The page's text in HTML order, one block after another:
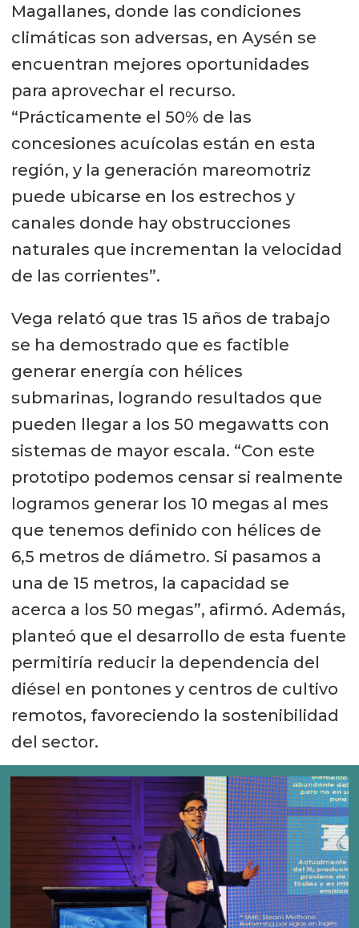
Magallanes, donde las condiciones
climáticas son adversas, en Aysén se
encuentran mejores oportunidades
para aprovechar el recurso.
“Prácticamente el 50% de las
concesiones acuícolas están en esta
región, y la generación mareomotriz
puede ubicarse en los estrechos y
canales donde hay obstrucciones
naturales que incrementan la velocidad
de las corrientes”.
Vega relató que tras 15 años de trabajo
se ha demostrado que es factible
generar energía con hélices
submarinas, logrando resultados que
pueden llegar a los 50 megawatts con
sistemas de mayor escala. “Con este
prototipo podemos censar si realmente
logramos generar los 10 megas al mes
que tenemos definido con hélices de
6,5 metros de diámetro. Si pasamos a
una de 15 metros, la capacidad se
acerca a los 50 megas”, afirmó. Además,
planteó que el desarrollo de esta fuente
permitiría reducir la dependencia del
diésel en pontones y centros de cultivo
remotos, favoreciendo la sostenibilidad
del sector.